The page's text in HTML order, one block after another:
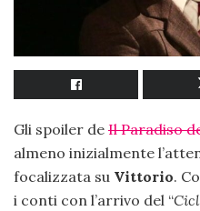
Gli spoiler de Il Paradiso
almeno inizialmente
focalizzata su Vittorio.
i conti con l’arrivo del “